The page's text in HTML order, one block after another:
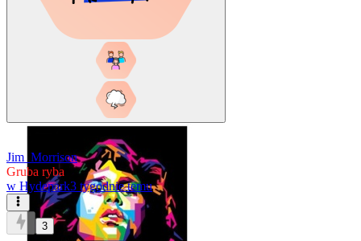
Jim_Morrison
Gruba ryba
w Hydepark3 tygodnie temu
3